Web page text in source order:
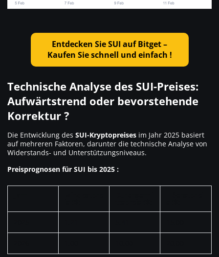
Entdecken Sie SUI auf Bitget –
Kaufen Sie schnell und einfach !
Technische Analyse des SUI-Preises:
Aufwärtstrend oder bevorstehende
Korrektur ?
Die Entwicklung des SUI-Kryptopreises im Jahr 2025 basiert
auf mehreren Faktoren, darunter die technische Analyse von
Widerstands- und Unterstützungsniveaus.
Preisprognosen für SUI bis 2025 :